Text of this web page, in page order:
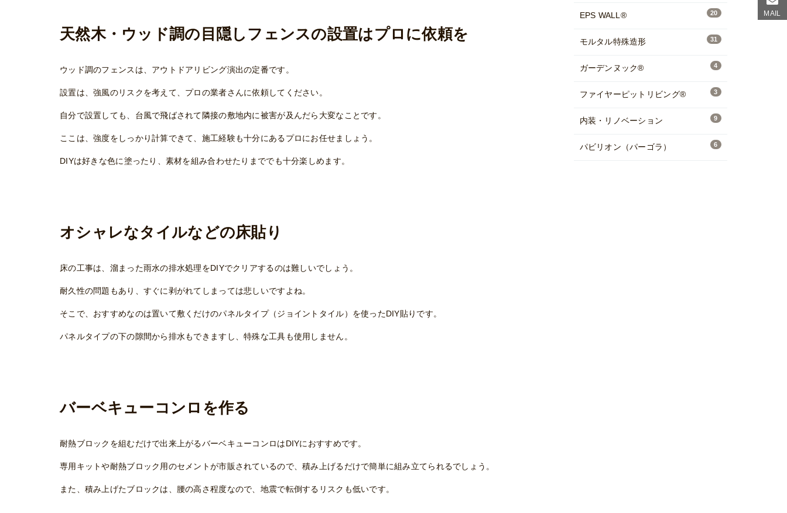
天然木・ウッド調の目隠しフェンスの設置はプロに依頼を
ウッド調のフェンスは、アウトドアリビング演出の定番です。
設置は、強風のリスクを考えて、プロの業者さんに依頼してください。
自分で設置しても、台風で飛ばされて隣接の敷地内に被害が及んだら大変なことです。
ここは、強度をしっかり計算できて、施工経験も十分にあるプロにお任せましょう。
DIYは好きな色に塗ったり、素材を組み合わせたりまででも十分楽しめます。
オシャレなタイルなどの床貼り
床の工事は、溜まった雨水の排水処理をDIYでクリアするのは難しいでしょう。
耐久性の問題もあり、すぐに剥がれてしまっては悲しいですよね。
そこで、おすすめなのは置いて敷くだけのパネルタイプ（ジョイントタイル）を使ったDIY貼りです。
パネルタイプの下の隙間から排水もできますし、特殊な工具も使用しません。
バーベキューコンロを作る
耐熱ブロックを組むだけで出来上がるバーベキューコンロはDIYにおすすめです。
専用キットや耐熱ブロック用のセメントが市販されているので、積み上げるだけで簡単に組み立てられるでしょう。
また、積み上げたブロックは、腰の高さ程度なので、地震で転倒するリスクも低いです。
EPS WALL® 20
モルタル特殊造形 31
ガーデンヌック® 4
ファイヤーピットリビング® 3
内装・リノベーション 9
パビリオン（パーゴラ） 6
MAIL